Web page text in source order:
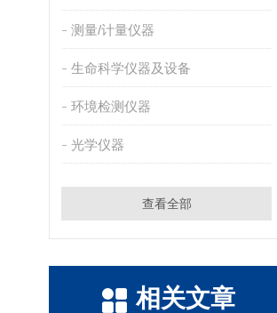
测量/计量仪器
生命科学仪器及设备
环境检测仪器
光学仪器
查看全部
相关文章